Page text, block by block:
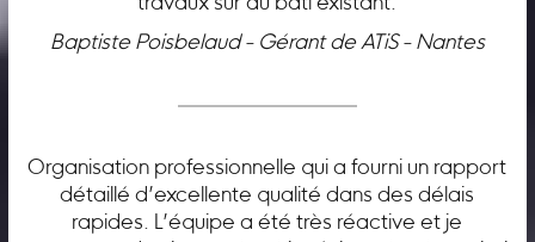
travaux sur du bâti existant.
Baptiste Poisbelaud - Gérant de ATiS - Nantes
Organisation professionnelle qui a fourni un rapport
détaillé d’excellente qualité dans des délais
rapides. L’équipe a été très réactive et je